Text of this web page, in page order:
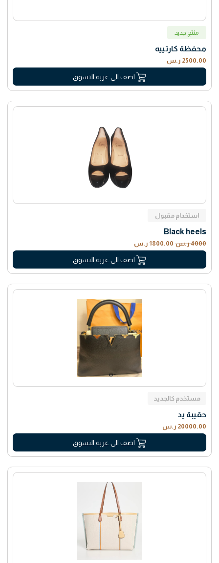
منتج جديد
محفظة كارتييه
2500.00 ر.س
اضف الى عربة التسوق
استخدام مقبول
Black heels
4000 ر.س 1800.00 ر.س
اضف الى عربة التسوق
مستخدم كالجديد
حقيبة يد
20000.00 ر.س
اضف الى عربة التسوق